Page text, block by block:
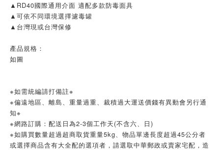
▲RD40國際通用介面 適配多款防毒面具
▲可依不同環境選擇濾毒罐
▲台灣現或台灣保修
產品規格：
如圖
※如需統編請打備註※
※偏遠地區、離島、重量過重、裁積過大運送價錢有異動會另行通
知※
※網路訂購：配送日為2-3個工作天(不含六、日)
※如購買數量超過超商取貨重量5kg、物品單邊長度超過45公分者
或選擇商品含有大全配的選項者，請選取中華郵政或賣家宅配，造